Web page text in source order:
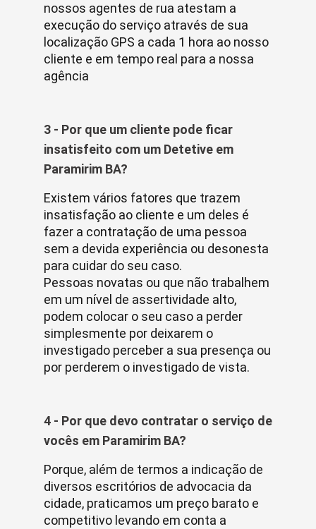
nossos agentes de rua atestam a
execução do serviço através de sua
localização GPS a cada 1 hora ao nosso
cliente e em tempo real para a nossa
agência
3 - Por que um cliente pode ficar
insatisfeito com um Detetive em
Paramirim BA?
Existem vários fatores que trazem
insatisfação ao cliente e um deles é
fazer a contratação de uma pessoa
sem a devida experiência ou desonesta
para cuidar do seu caso.
Pessoas novatas ou que não trabalhem
em um nível de assertividade alto,
podem colocar o seu caso a perder
simplesmente por deixarem o
investigado perceber a sua presença ou
por perderem o investigado de vista.
4 - Por que devo contratar o serviço de
vocês em Paramirim BA?
Porque, além de termos a indicação de
diversos escritórios de advocacia da
cidade, praticamos um preço barato e
competitivo levando em conta a